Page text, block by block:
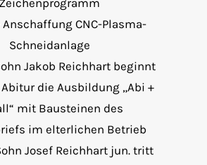
Zeichenprogramm
Anschaffung CNC-Plasma-
Schneidanlage
Jakob Reichhart beginnt
die Ausbildung „Abi +
mit Bausteinen des
im elterlichen Betrieb
Josef Reichhart jun. tritt